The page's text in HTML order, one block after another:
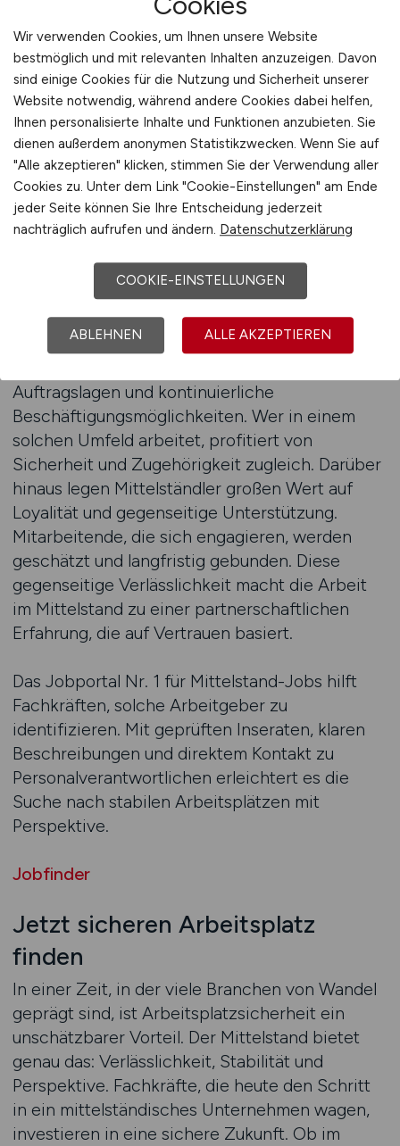
ihrem Personal. Diese Beständigkeit ist einer
der größten Vorteile, den der Mittelstand zu
bieten hat. Das Jobportal für Mittelstand-Jobs
bietet eine Plattform, auf der genau diese
Unternehmen sichtbar werden. Hier finden sich
Arbeitgeber, die solide wirtschaften, klare
Strukturen bieten und auf nachhaltige
Entwicklung setzen. Sie schaffen Arbeitsplätze,
die nicht nur heute, sondern auch morgen
Bestand haben.
Ein weiteres Merkmal sicherer Arbeitgeber im
Mittelstand ist ihre regionale Verwurzelung.
Viele Betriebe sind tief in ihren Gemeinden und
Wirtschaftsregionen verankert. Diese Nähe zu
Auftragslagen und kontinuierliche
Beschäftigungsmöglichkeiten. Wer in einem
solchen Umfeld arbeitet, profitiert von
Sicherheit und Zugehörigkeit zugleich. Darüber
hinaus legen Mittelständler großen Wert auf
Loyalität und gegenseitige Unterstützung.
Mitarbeitende, die sich engagieren, werden
geschätzt und langfristig gebunden. Diese
gegenseitige Verlässlichkeit macht die Arbeit
im Mittelstand zu einer partnerschaftlichen
Erfahrung, die auf Vertrauen basiert.
Das Jobportal Nr. 1 für Mittelstand-Jobs hilft
Fachkräften, solche Arbeitgeber zu
identifizieren. Mit geprüften Inseraten, klaren
Beschreibungen und direktem Kontakt zu
Personalverantwortlichen erleichtert es die
Suche nach stabilen Arbeitsplätzen mit
Perspektive.
Jobfinder
Jetzt sicheren Arbeitsplatz
finden
In einer Zeit, in der viele Branchen von Wandel
geprägt sind, ist Arbeitsplatzsicherheit ein
unschätzbarer Vorteil. Der Mittelstand bietet
genau das: Verlässlichkeit, Stabilität und
Perspektive. Fachkräfte, die heute den Schritt
in ein mittelständisches Unternehmen wagen,
investieren in eine sichere Zukunft. Ob im
Wir verwenden Cookies, um Ihnen unsere Website
bestmöglich und mit relevanten Inhalten anzuzeigen. Davon
sind einige Cookies für die Nutzung und Sicherheit unserer
Website notwendig, während andere Cookies dabei helfen,
Ihnen personalisierte Inhalte und Funktionen anzubieten. Sie
dienen außerdem anonymen Statistikzwecken. Wenn Sie auf
"Alle akzeptieren" klicken, stimmen Sie der Verwendung aller
Cookies zu. Unter dem Link "Cookie-Einstellungen" am Ende
jeder Seite können Sie Ihre Entscheidung jederzeit
nachträglich aufrufen und ändern. Datenschutzerklärung
COOKIE-EINSTELLUNGEN
ABLEHNEN ALLE AKZEPTIEREN